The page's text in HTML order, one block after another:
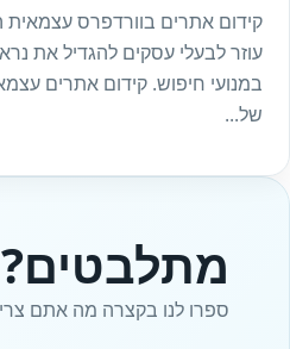
קידום אתרים בוורדפרס
עוזר לבעלי עסקים להגדיל את
במנועי חיפוש. קידום אתרים
של...
ספרו לנו בקצרה מה אתם